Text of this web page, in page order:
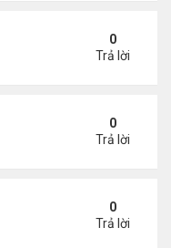
để cấp cứu trong thời
0
Trả lời
ôtô
0
Trả lời
thế giới vận hành thế
0
Trả lời